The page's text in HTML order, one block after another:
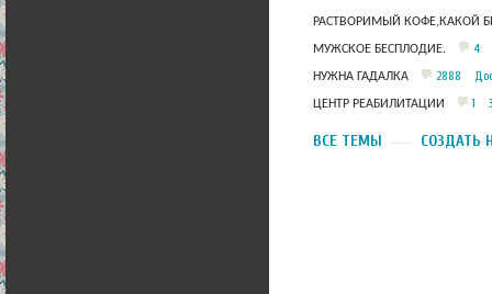
РАСТВОРИМЫЙ КОФЕ,КАКОЙ
МУЖСКОЕ БЕСПЛОДИЕ. 4
НУЖНА ГАДАЛКА 2888
ЦЕНТР РЕАБИЛИТАЦИИ 1
ВСЕ ТЕМЫ СОЗДАТЬ